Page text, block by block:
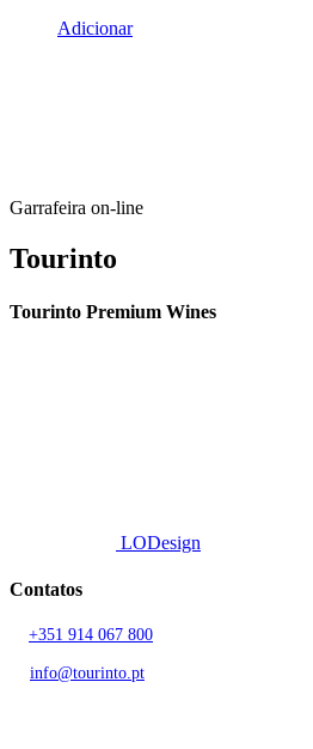
Adicionar
Garrafeira on-line
Tourinto
Tourinto Premium Wines
LODesign
Contatos
+351 914 067 800
info@tourinto.pt